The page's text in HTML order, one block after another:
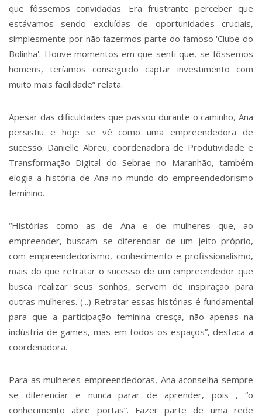
que fôssemos convidadas. Era frustrante perceber que
estávamos sendo excluídas de oportunidades cruciais,
simplesmente por não fazermos parte do famoso 'Clube do
Bolinha'. Houve momentos em que senti que, se fôssemos
homens, teríamos conseguido captar investimento com
muito mais facilidade” relata.
Apesar das dificuldades que passou durante o caminho, Ana
persistiu e hoje se vê como uma empreendedora de
sucesso. Danielle Abreu, coordenadora de Produtividade e
Transformação Digital do Sebrae no Maranhão, também
elogia a história de Ana no mundo do empreendedorismo
feminino.
“Histórias como as de Ana e de mulheres que, ao
empreender, buscam se diferenciar de um jeito próprio,
com empreendedorismo, conhecimento e profissionalismo,
mais do que retratar o sucesso de um empreendedor que
busca realizar seus sonhos, servem de inspiração para
outras mulheres. (...) Retratar essas histórias é fundamental
para que a participação feminina cresça, não apenas na
indústria de games, mas em todos os espaços”, destaca a
coordenadora.
Para as mulheres empreendedoras, Ana aconselha sempre
se diferenciar e nunca parar de aprender, pois , “o
conhecimento abre portas”. Fazer parte de uma rede